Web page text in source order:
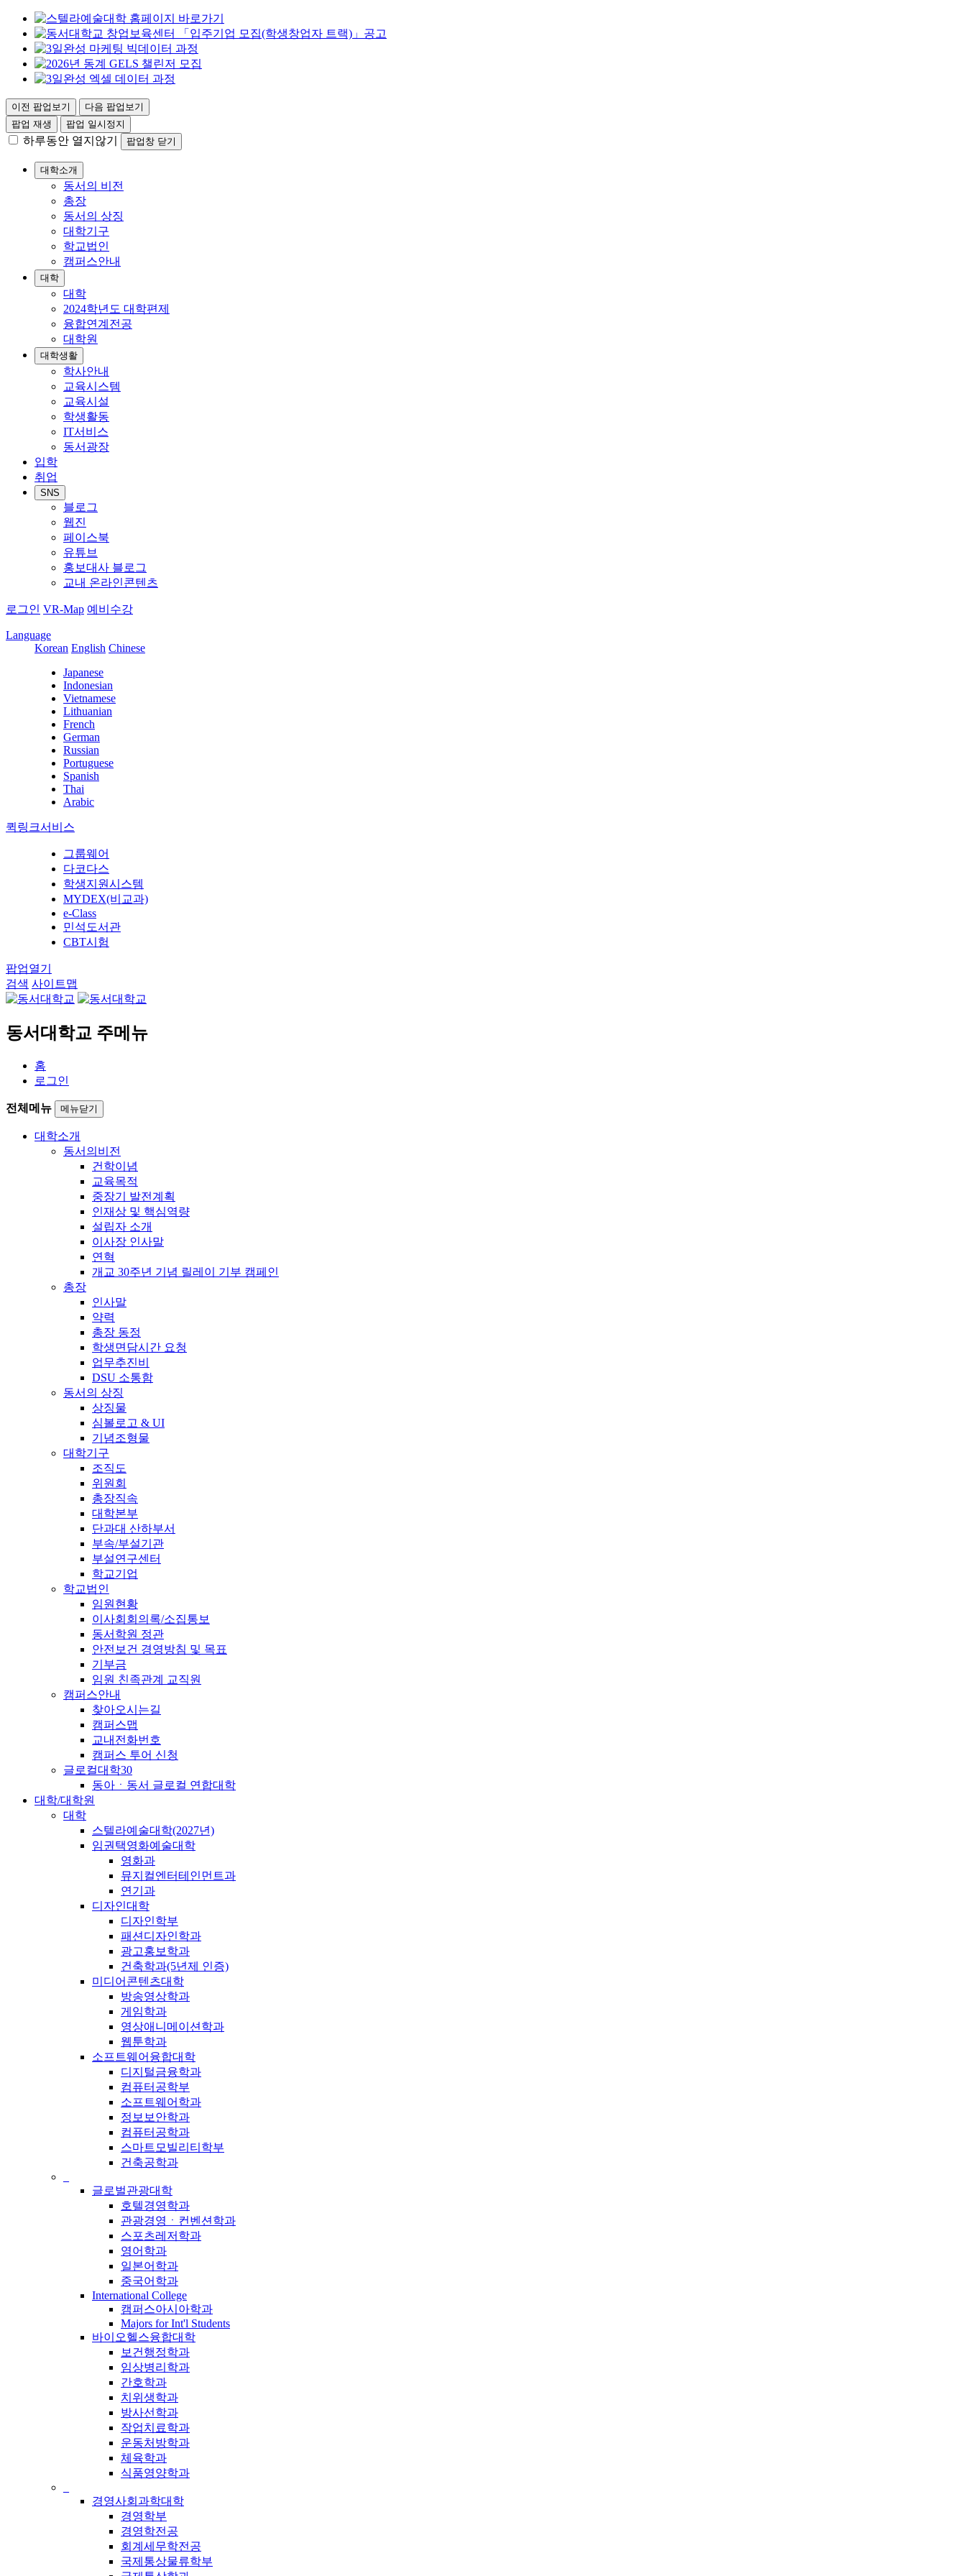
이전 팝업보기
다음 팝업보기
팝업 재생
팝업 일시정지
하루동안 열지않기 팝업창 닫기
대학소개
동서의 비전
총장
동서의 상징
대학기구
학교법인
캠퍼스안내
대학
대학
2024학년도 대학편제
융합연계전공
대학원
대학생활
학사안내
교육시스템
교육시설
학생활동
IT서비스
동서광장
입학
취업
SNS
블로그
웹진
페이스북
유튜브
홍보대사 블로그
교내 온라인콘텐츠
로그인 VR-Map 예비수강
Language
Korean English Chinese
Japanese
Indonesian
Vietnamese
Lithuanian
French
German
Russian
Portuguese
Spanish
Thai
Arabic
퀵링크서비스
그룹웨어
다코다스
학생지원시스템
MYDEX(비교과)
e-Class
민석도서관
CBT시험
팝업열기
검색 사이트맵
동서대학교 주메뉴
홈
로그인
전체메뉴 메뉴닫기
대학소개
동서의비전
건학이념
교육목적
중장기 발전계획
인재상 및 핵심역량
설립자 소개
이사장 인사말
연혁
개교 30주년 기념 릴레이 기부 캠페인
총장
인사말
약력
총장 동정
학생면담시간 요청
업무추진비
DSU 소통함
동서의 상징
상징물
심볼로고 & UI
기념조형물
대학기구
조직도
위원회
총장직속
대학본부
단과대 산하부서
부속/부설기관
부설연구센터
학교기업
학교법인
임원현황
이사회회의록/소집통보
동서학원 정관
안전보건 경영방침 및 목표
기부금
임원 친족관계 교직원
캠퍼스안내
찾아오시는길
캠퍼스맵
교내전화번호
캠퍼스 투어 신청
글로컬대학30
동아ㆍ동서 글로컬 연합대학
대학/대학원
대학
스텔라예술대학(2027년)
임권택영화예술대학
영화과
뮤지컬엔터테인먼트과
연기과
디자인대학
디자인학부
패션디자인학과
광고홍보학과
건축학과(5년제 인증)
미디어콘텐츠대학
방송영상학과
게임학과
영상애니메이션학과
웹툰학과
소프트웨어융합대학
디지털금융학과
컴퓨터공학부
소프트웨어학과
정보보안학과
컴퓨터공학과
스마트모빌리티학부
건축공학과
글로벌관광대학
호텔경영학과
관광경영ㆍ컨벤션학과
스포츠레저학과
영어학과
일본어학과
중국어학과
International College
캠퍼스아시아학과
Majors for Int'l Students
바이오헬스융합대학
보건행정학과
임상병리학과
간호학과
치위생학과
방사선학과
작업치료학과
운동처방학과
체육학과
식품영양학과
경영사회과학대학
경영학부
경영학전공
회계세무학전공
국제통상물류학부